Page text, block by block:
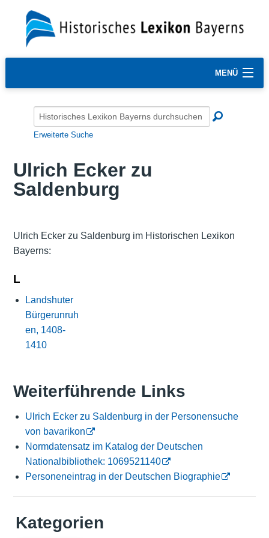
MENÜ
Erweiterte Suche
Ulrich Ecker zu
Saldenburg
Ulrich Ecker zu Saldenburg im Historischen Lexikon
Bayerns:
L
Landshuter
Bürgerunruh
en, 1408-
1410
Weiterführende Links
Ulrich Ecker zu Saldenburg in der Personensuche
von bavarikon
Normdatensatz im Katalog der Deutschen
Nationalbibliothek: 1069521140
Personeneintrag in der Deutschen Biographie
Kategorien